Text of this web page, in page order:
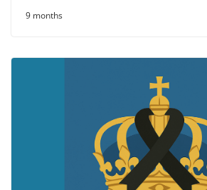
9 months